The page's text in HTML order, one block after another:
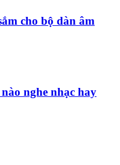
cho bộ dàn âm
nghe nhạc hay